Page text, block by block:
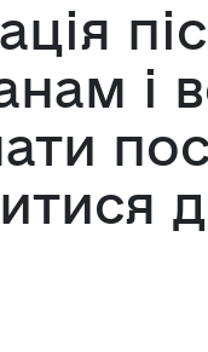
і